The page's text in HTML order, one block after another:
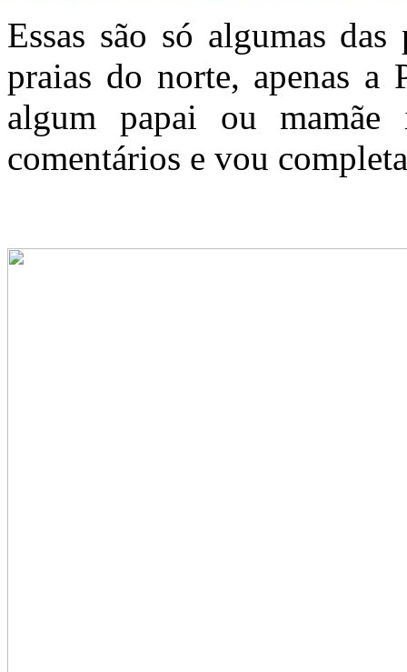
Essas são só algumas
praias do norte, apenas
algum papai ou
comentários e vou